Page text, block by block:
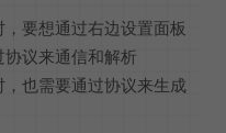
要想通过右边设置面板
议来通信和解析
也需要通过协议来生成